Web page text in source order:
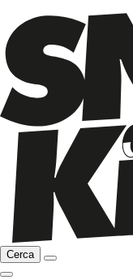
Cerca